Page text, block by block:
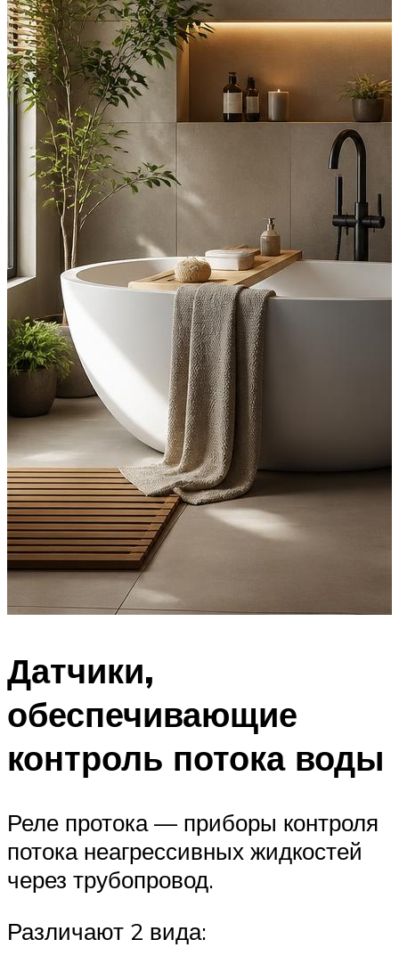
Датчики,
обеспечивающие
контроль потока воды
Реле протока — приборы контроля
потока неагрессивных жидкостей
через трубопровод.
Различают 2 вида: